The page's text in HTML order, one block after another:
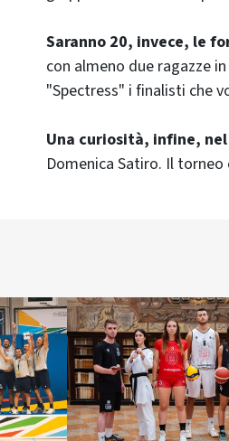
Saranno 20, invece, le
con almeno due ragazze
"Spectress" i finalisti che
Una curiosità, infine,
Domenica Satiro. Il